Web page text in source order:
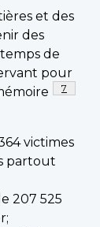
et des
des
de
pour
7
victimes
partout
207 525